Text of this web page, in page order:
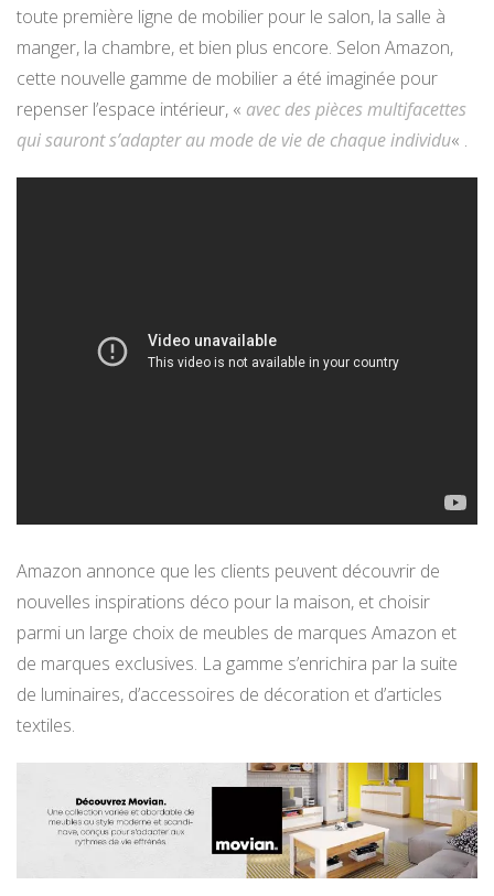
toute première ligne de mobilier pour le salon, la salle à
manger, la chambre, et bien plus encore. Selon Amazon,
cette nouvelle gamme de mobilier a été imaginée pour
repenser l’espace intérieur, « avec des pièces multifacettes
qui sauront s’adapter au mode de vie de chaque individu« .
Amazon annonce que les clients peuvent découvrir de
nouvelles inspirations déco pour la maison, et choisir
parmi un large choix de meubles de marques Amazon et
de marques exclusives. La gamme s’enrichira par la suite
de luminaires, d’accessoires de décoration et d’articles
textiles.